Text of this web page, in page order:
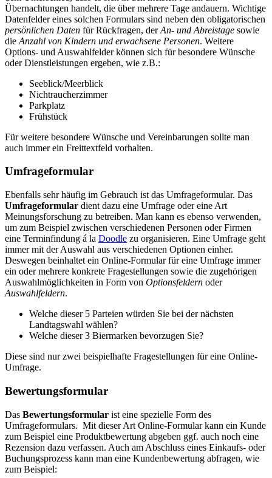
Übernachtungen handelt, die über mehrere Tage andauern. Wichtige
Datenfelder eines solchen Formulars sind neben den obligatorischen
persönlichen Daten für Rückfragen, derAn- und Abreistage sowie
die Anzahl von Kindern und erwachsene Personen. Weitere
Options- und Auswahlfelder können sich für besondere Wünsche
oder Dienstleistungen ergeben, wie z.B.:
Seeblick/Meerblick
Nichtraucherzimmer
Parkplatz
Frühstück
Für weitere besondere Wünsche und Vereinbarungen sollte man
auch immer ein Freittextfeld vorhalten.
Umfrageformular
Ebenfalls sehr häufig im Gebrauch ist das Umfrageformular. Das
Umfrageformular dient dazu eine Umfrage oder eine Art
Meinungsforschung zu betreiben. Man kann es ebenso verwenden,
um zum Beispiel zwischen verschiedenen Personen oder Firmen
eine Terminfindung á la Doodle zu organisieren. Eine Umfrage geht
immer mit der Auswahl aus verschiedenen Optionen einher.
Deswegen beinhaltet ein Online-Formular für eine Umfrage immer
ein oder mehrere konkrete Fragestellungen sowie die zugehörigen
Auswahlmöglichkeiten in Form von Optionsfeldern oder
Auswahlfeldern.
Welche dieser 5 Parteien würden Sie bei der nächsten
Landtagswahl wählen?
Welche dieser 3 Biermarken bevorzugen Sie?
Diese sind nur zwei beispielhafte Fragestellungen für eine Online-
Umfrage.
Bewertungsformular
Das Bewertungsformular ist eine spezielle Form des
Umfrageformulars. Mit dieser Art Online-Formular kann ein Kunde
zum Beispiel eine Produktbewertung abgeben ggf. auch noch eine
Rezension dazu verfassen. Auch am Abschluss eines Einkaufs- oder
Buchungsprozess kann man eine Kundenbewertung abfragen, wie
zum Beispiel: